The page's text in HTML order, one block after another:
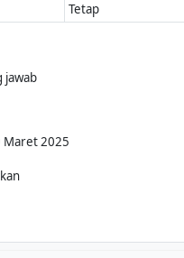
Tetap
jawab
Maret 2025